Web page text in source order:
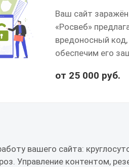
Ваш сайт
«Росвеб»
вредоносный
обеспечим его
от 25 000 руб.
вашего сайта:
Управление контентом,